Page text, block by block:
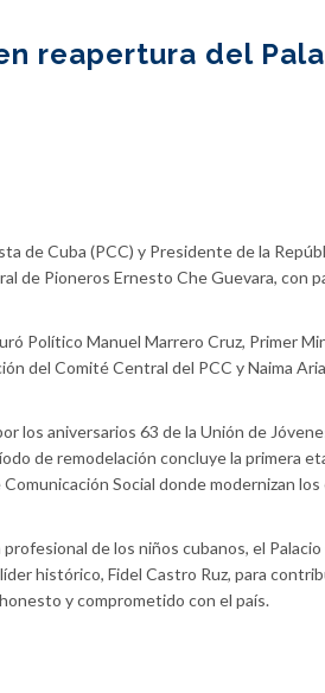
reapertura del
de Cuba (PCC) y Presidente de la
de Pioneros Ernesto Che Guevara, con
Político Manuel Marrero Cruz, Primer
del Comité Central del PCC y Naima
los aniversarios 63 de la Unión de
de remodelación concluye la primera
Social donde modernizan
de los niños cubanos, el
histórico, Fidel Castro Ruz, para
y comprometido con el país.